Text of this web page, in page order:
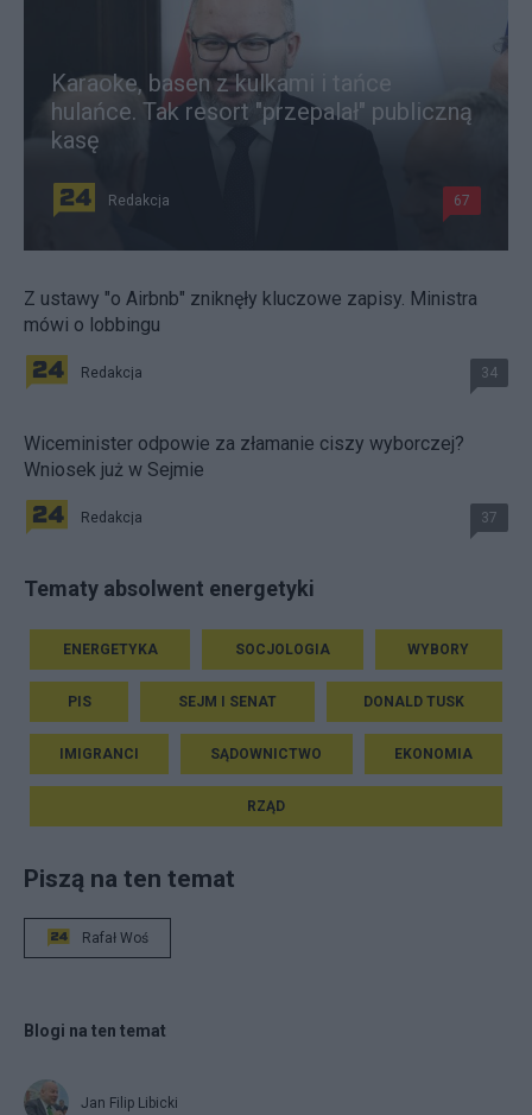
Karaoke, basen z kulkami i tańce
hulańce. Tak resort "przepalał" publiczną
kasę
Redakcja 67
Z ustawy "o Airbnb" zniknęły kluczowe zapisy. Ministra
mówi o lobbingu
Redakcja 34
Wiceminister odpowie za złamanie ciszy wyborczej?
Wniosek już w Sejmie
Redakcja 37
Tematy absolwent energetyki
ENERGETYKA SOCJOLOGIA WYBORY
PIS SEJM I SENAT DONALD TUSK
IMIGRANCI SĄDOWNICTWO EKONOMIA
RZĄD
Piszą na ten temat
Rafał Woś
Blogi na ten temat
Jan Filip Libicki